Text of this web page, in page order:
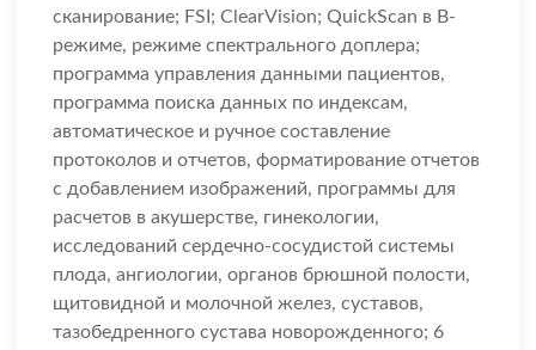
сканирование; FSI; ClearVision; QuickScan в В-
режиме, режиме спектрального доплера;
программа управления данными пациентов,
программа поиска данных по индексам,
автоматическое и ручное составление
протоколов и отчетов, форматирование отчетов
с добавлением изображений, программы для
расчетов в акушерстве, гинекологии,
исследований сердечно-сосудистой системы
плода, ангиологии, органов брюшной полости,
щитовидной и молочной желез, суставов,
тазобедренного сустава новорожденного; 6